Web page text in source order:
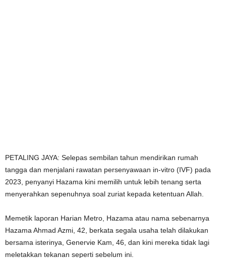
PETALING JAYA: Selepas sembilan tahun mendirikan rumah
tangga dan menjalani rawatan persenyawaan in-vitro (IVF) pada
2023, penyanyi Hazama kini memilih untuk lebih tenang serta
menyerahkan sepenuhnya soal zuriat kepada ketentuan Allah.
Memetik laporan Harian Metro, Hazama atau nama sebenarnya
Hazama Ahmad Azmi, 42, berkata segala usaha telah dilakukan
bersama isterinya, Genervie Kam, 46, dan kini mereka tidak lagi
meletakkan tekanan seperti sebelum ini.